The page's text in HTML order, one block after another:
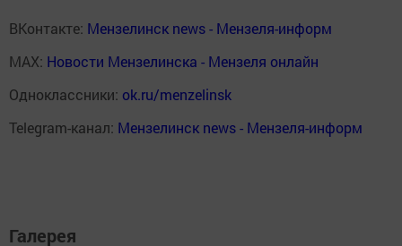
ВКонтакте: Мензелинск news - Мензеля-информ
MAX: Новости Мензелинска - Мензеля онлайн
Одноклассники: ok.ru/menzelinsk
Telegram-канал: Мензелинск news - Мензеля-информ
Галерея